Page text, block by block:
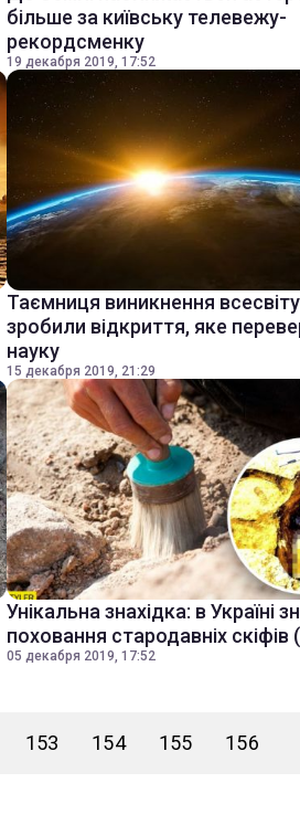
більше за київську телевежу-
рекордсменку
19 декабря 2019, 17:52
Таємниця виникнення
зробили відкриття, яке
науку
15 декабря 2019, 21:29
Унікальна знахідка: в Україні
поховання стародавніх
05 декабря 2019, 17:52
153 154 155 156